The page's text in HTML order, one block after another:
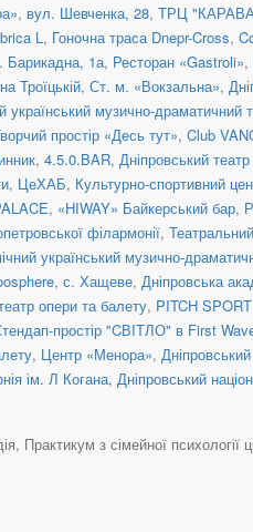
, вул. Шевченка, 28, ТРЦ
L , Гоночна траса Dnepr-Cross,
Барикадна, 1а, Ресторан «Gastroli»,
Троїцькій, Ст. м. «Вокзальна»,
український музично-
простір «Десь тут», Club
, 4.5.0.BAR, Дніпровський
, ЦеХАБ, Культурно-спортивний
, «HIWAY» Байкерський бар,
філармонії,
український музично-
, с. Хащеве, Дніпровська
опери та балету, PITCH
простір "CВІТЛО" в First
, Центр «Менора»,
ім. Л Когана, Дніпровський
Практикум з сімейної